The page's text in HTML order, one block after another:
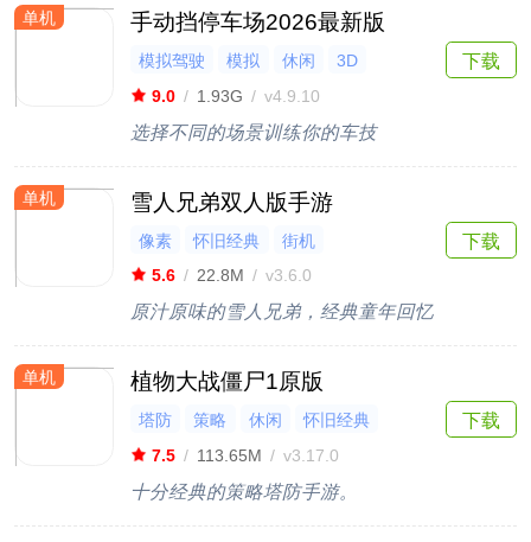
单机 手动挡停车场2026最新版
模拟驾驶 模拟 休闲
3D
开放世界
9.0 / 1.93G / v4.9.10
选择不同的场景训练你的车技
下载
单机 雪人兄弟双人版手游
像素 怀旧经典
街机
5.6 / 22.8M / v3.6.0
原汁原味的雪人兄弟，经典童年回忆
下载
单机 植物大战僵尸1原版
塔防 策略 休闲
怀旧经典
闯关
7.5 / 113.65M / v3.17.0
十分经典的策略塔防手游。
下载